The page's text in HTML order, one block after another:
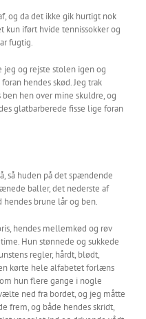
og da det ikke gik hurtigt nok
kun iført hvide tennissokker og
fugtig.
jeg og rejste stolen igen og
hendes skød. Jeg trak
hen over mine skuldre, og
glatbarberede fisse lige foran
så huden på det spændende
baller, det nederste af
hendes brune lår og ben.
hendes mellemkød og røv
Hun stønnede og sukkede
regler, hårdt, blødt,
kørte hele alfabetet forlæns
hun flere gange i nogle
ned fra bordet, og jeg måtte
frem, og både hendes skridt,